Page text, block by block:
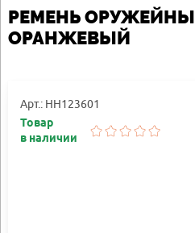
РЕМЕНЬ
ОРАНЖЕВЫЙ
Арт.: HH123601
Товар
в наличии